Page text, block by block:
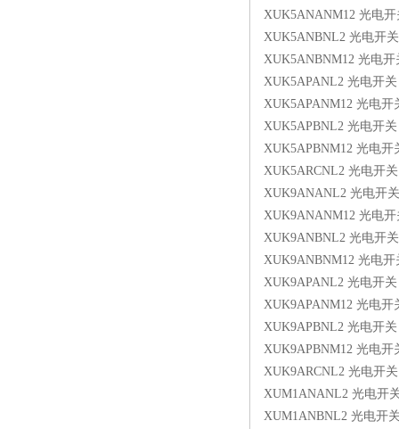
XUK5ANANM12 光电开
XUK5ANBNL2 光电开关
XUK5ANBNM12 光电开
XUK5APANL2 光电开关
XUK5APANM12 光电开
XUK5APBNL2 光电开关
XUK5APBNM12 光电开
XUK5ARCNL2 光电开关
XUK9ANANL2 光电开关
XUK9ANANM12 光电开
XUK9ANBNL2 光电开关
XUK9ANBNM12 光电开
XUK9APANL2 光电开关
XUK9APANM12 光电开
XUK9APBNL2 光电开关
XUK9APBNM12 光电开
XUK9ARCNL2 光电开关
XUM1ANANL2 光电开
XUM1ANBNL2 光电开